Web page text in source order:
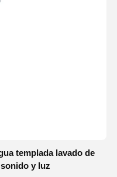
templada lavado de
y luz